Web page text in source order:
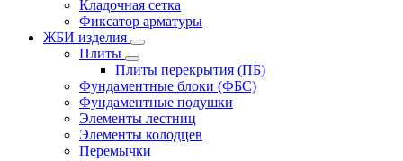
Кладочная сетка
Фиксатор арматуры
ЖБИ изделия
Плиты
Плиты перекрытия (ПБ)
Фундаментные блоки (ФБС)
Фундаментные подушки
Элементы лестниц
Элементы колодцев
Перемычки